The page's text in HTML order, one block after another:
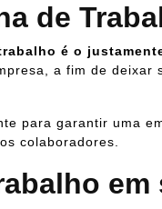
de
é o
a fim de deixar
para garantir uma
colaboradores.
em